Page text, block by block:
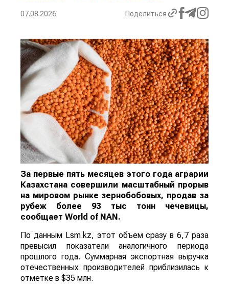
07.08.2026 Поделиться
За первые пять месяцев этого года аграрии
Казахстана совершили масштабный прорыв
на мировом рынке зернобобовых, продав за
рубеж более 93 тыс тонн чечевицы,
сообщает World of NAN.
По данным Lsm.kz, этот объем сразу в 6,7 раза
превысил показатели аналогичного периода
прошлого года. Суммарная экспортная выручка
отечественных производителей приблизилась к
отметке в $35 млн.